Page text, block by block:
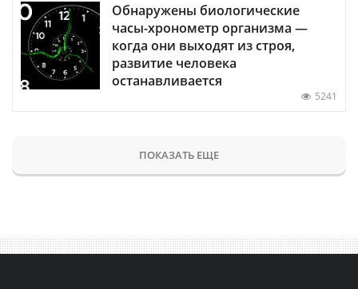
Обнаружены биологические
часы-хронометр организма —
когда они выходят из строя,
развитие человека
останавливается
5241
ПОКАЗАТЬ ЕЩЕ